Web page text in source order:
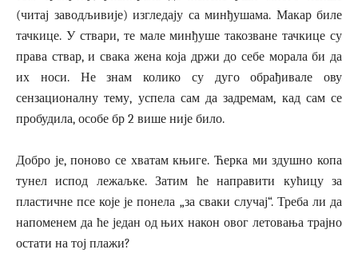
(читај заводљивије) изгледају са минђушама. Макар биле
тачкице. У ствари, те мале минђуше такозване тачкице су
права ствар, и свака жена која држи до себе морала би да
их носи. Не знам колико су дуго обрађивале ову
сензационалну тему, успела сам да задремам, кад сам се
пробудила, особе бр 2 више није било.
Добро је, поново се хватам књиге. Ћерка ми здушно копа
тунел испод лежаљке. Затим ће направити кућицу за
пластичне псе које је понела „за сваки случај“. Треба ли да
напоменем да ће један од њих након овог летовања трајно
остати на тој плажи?